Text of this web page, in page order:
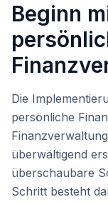
Beginn
Die
persönliche
überwältigend
überschaubare
Schritt besteht